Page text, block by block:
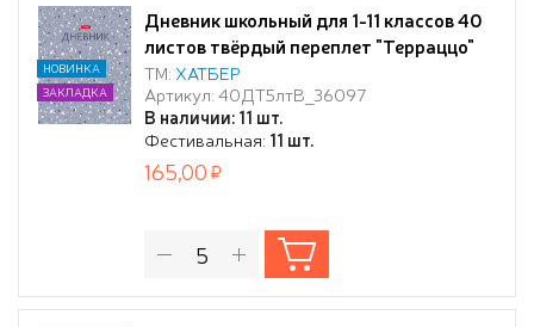
Дневник школьный для 1-11 классов 40
листов твёрдый переплет "Терраццо"
А5ф запечат. форзац ламинация
СОФТ ТАЧ и тиснение
ТМ: ХАТБЕР
Артикул: 40ДТ5лтВ_36097
В наличии: 11 шт.
Фестивальная: 11 шт.
НОВИНКА
ЗАКЛАДКА
165,00